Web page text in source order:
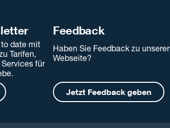
date mit
Tarifen,
für
Feedback
Haben Sie Feedback zu unserer
Webseite?
Jetzt Feedback geben